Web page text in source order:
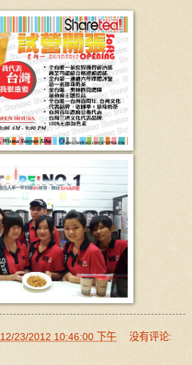
12/23/2012 10:46:00 下午 没有评论: